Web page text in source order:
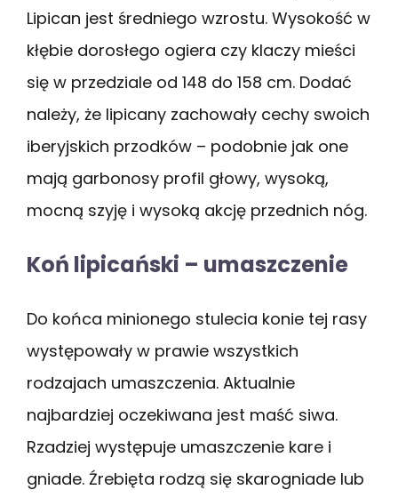
Lipican jest średniego wzrostu. Wysokość w
kłębie dorosłego ogiera czy klaczy mieści
się w przedziale od 148 do 158 cm. Dodać
należy, że lipicany zachowały cechy swoich
iberyjskich przodków – podobnie jak one
mają garbonosy profil głowy, wysoką,
mocną szyję i wysoką akcję przednich nóg.
Koń lipicański – umaszczenie
Do końca minionego stulecia konie tej rasy
występowały w prawie wszystkich
rodzajach umaszczenia. Aktualnie
najbardziej oczekiwana jest maść siwa.
Rzadziej występuje umaszczenie kare i
gniade. Źrebięta rodzą się skarogniade lub